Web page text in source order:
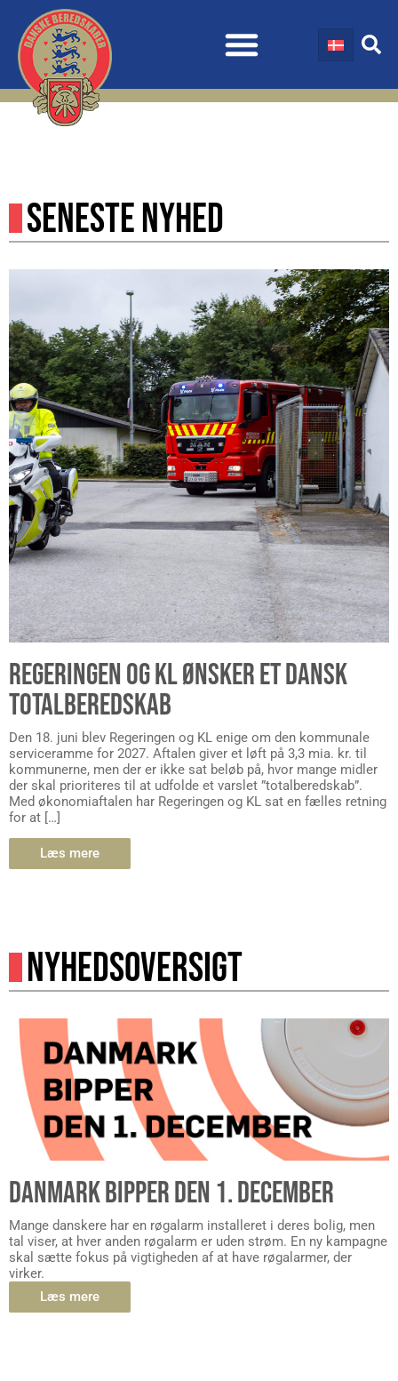
SENESTE NYHED
REGERINGEN OG KL ØNSKER ET DANSK
TOTALBEREDSKAB
Den 18. juni blev Regeringen og KL enige om den kommunale
serviceramme for 2027. Aftalen giver et løft på 3,3 mia. kr. til
kommunerne, men der er ikke sat beløb på, hvor mange midler
der skal prioriteres til at udfolde et varslet ”totalberedskab”.
Med økonomiaftalen har Regeringen og KL sat en fælles retning
for at […]
Læs mere
NYHEDSOVERSIGT
DANMARK BIPPER DEN 1. DECEMBER
Mange danskere har en røgalarm installeret i deres bolig, men
tal viser, at hver anden røgalarm er uden strøm. En ny kampagne
skal sætte fokus på vigtigheden af at have røgalarmer, der
virker.
Læs mere